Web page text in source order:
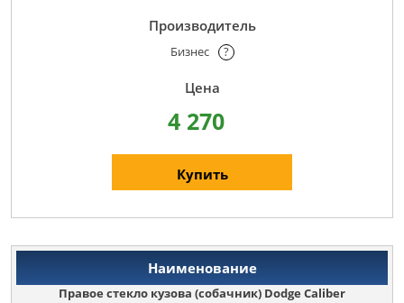
Бизнес ?
4 270
Купить
Правое стекло кузова (собачник) Dodge Caliber